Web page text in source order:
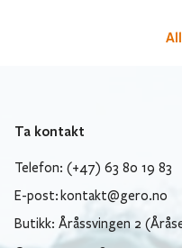
Ta kontakt
Telefon: (+47) 63 80 19 83
E-post: kontakt@gero.no
Butikk: Åråssvingen 2